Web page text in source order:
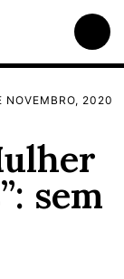
NOVEMBRO, 2020
sem